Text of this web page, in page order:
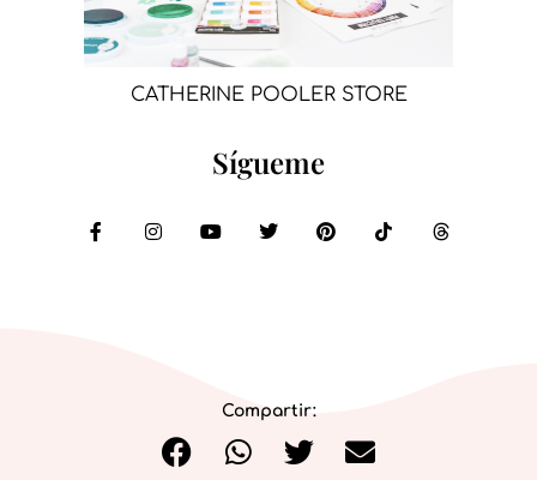
CATHERINE POOLER STORE
Sígueme
Compartir: